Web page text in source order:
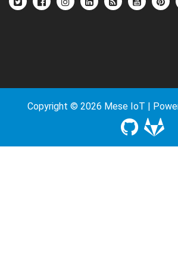
Copyright © 2026 Mese IoT |